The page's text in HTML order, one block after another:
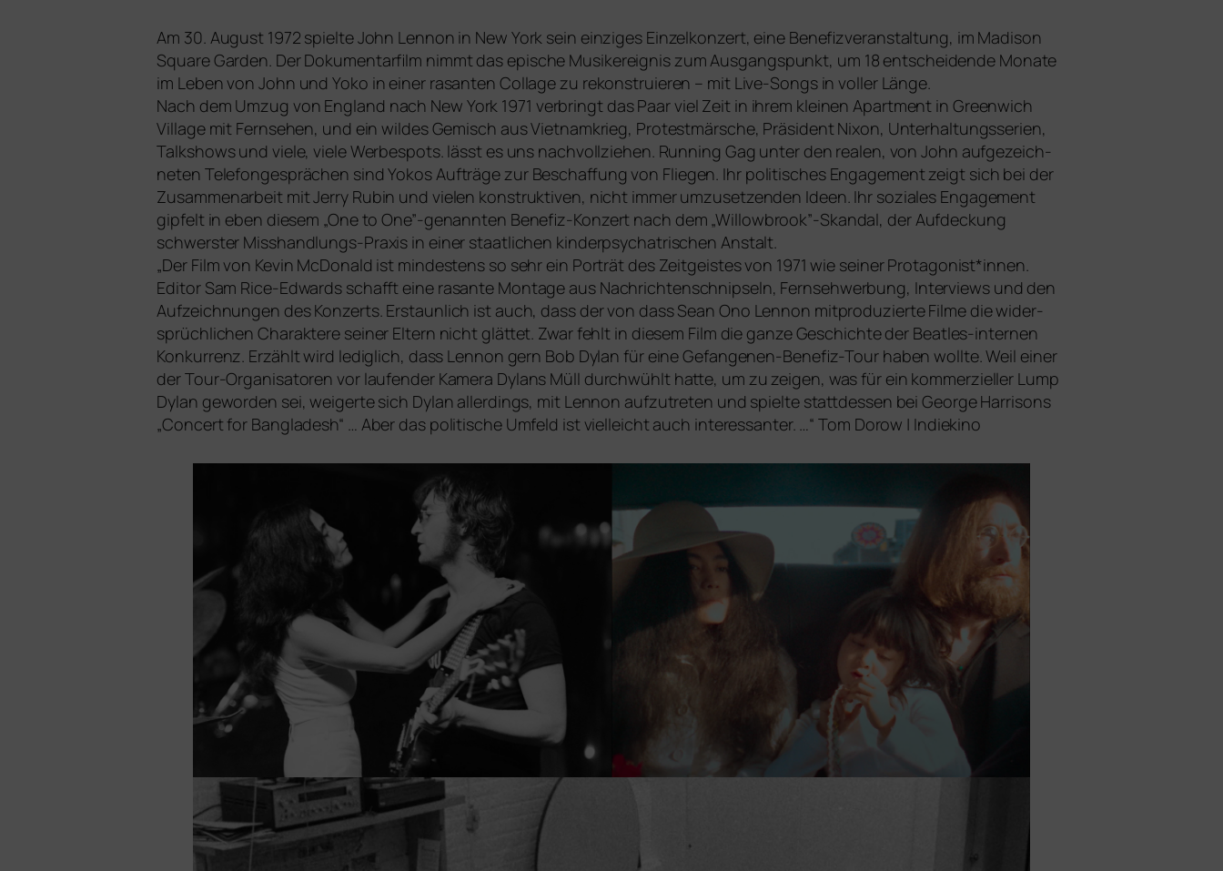
Am 30. August 1972 spiel­te John Lennon in New York sein ein­zi­ges Einzelkonzert, eine Benefizveranstaltung, im Madison
Square Garden. Der Dokumentarfilm nimmt das epi­sche Musikereignis zum Ausgangspunkt, um 18 ent­schei­den­de Monate
im Leben von John und Yoko in einer rasan­ten Collage zu rekon­stru­ie­ren – mit Live-Songs in vol­ler Länge.
Nach dem Umzug von England nach New York 1971 ver­bringt das Paar viel Zeit in ihrem klei­nen Apartment in Greenwich
Village mit Fernsehen, und ein wil­des Gemisch aus Vietnamkrieg, Protestmärsche, Präsident Nixon, Unterhaltungsserien,
Talkshows und vie­le, vie­le Werbespots. lässt es uns nach­voll­zie­hen. Running Gag unter den rea­len, von John auf­ge­zeich­
ne­ten Telefongesprächen sind Yokos Aufträge zur Beschaffung von Fliegen. Ihr poli­ti­sches Engagement zeigt sich bei der
Zusammenarbeit mit Jerry Rubin und vie­len kon­struk­ti­ven, nicht immer umzu­set­zen­den Ideen. Ihr sozia­les Engagement
gip­felt in eben die­sem „One to One”-genannten Benefiz-Konzert nach dem „Willowbrook”-Skandal, der Aufdeckung
schwers­ter Misshandlungs-Praxis in einer staat­li­chen kin­der­psy­cha­tri­schen Anstalt.
„Der Film von Kevin McDonald ist min­des­tens so sehr ein Porträt des Zeitgeistes von 1971 wie sei­ner Protagonist*innen.
Editor Sam Rice-Edwards schafft eine rasan­te Montage aus Nachrichtenschnipseln, Fernsehwerbung, Interviews und den
Aufzeichnungen des Konzerts. Erstaunlich ist auch, dass der von dass Sean Ono Lennon mit­pro­du­zier­te Filme die wider­
sprüch­li­chen Charaktere sei­ner Eltern nicht glät­tet. Zwar fehlt in die­sem Film die gan­ze Geschichte der Beatles-inter­nen
Konkurrenz. Erzählt wird ledig­lich, dass Lennon gern Bob Dylan für eine Gefangenen-Benefiz-Tour haben woll­te. Weil einer
der Tour-Organisatoren vor lau­fen­der Kamera Dylans Müll durch­wühlt hat­te, um zu zei­gen, was für ein kom­mer­zi­el­ler Lump
Dylan gewor­den sei, wei­ger­te sich Dylan aller­dings, mit Lennon auf­zu­tre­ten und spiel­te statt­des­sen bei George Harrisons
„Concert for Bangladesh“ … Aber das poli­ti­sche Umfeld ist viel­leicht auch inter­es­san­ter. …“ Tom Dorow | Indiekino